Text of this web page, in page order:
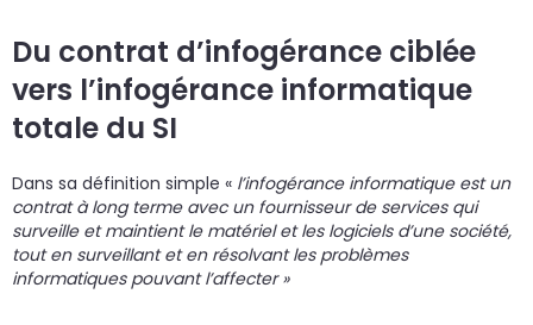
Du contrat d’infogérance ciblée
vers l’infogérance informatique
totale du SI
Dans sa définition simple « l’infogérance informatique est un
contrat à long terme avec un fournisseur de services qui
surveille et maintient le matériel et les logiciels d’une société,
tout en surveillant et en résolvant les problèmes
informatiques pouvant l’affecter »